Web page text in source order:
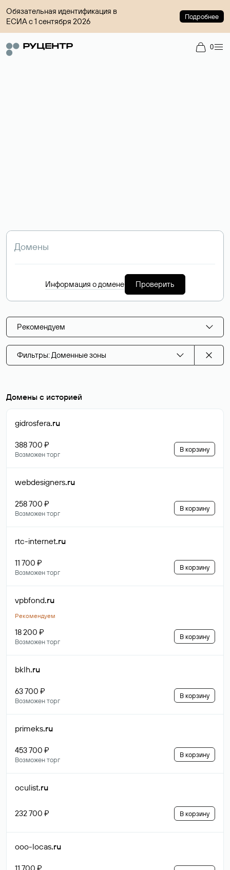
Обязательная идентификация в
ЕСИА с 1 сентября 2026
Подробнее
0
Информация о домене Проверить
Рекомендуем
Фильтры: Доменные зоны
Домены с историей
gidrosfera.ru
388 700 ₽
Возможен торг
В корзину
webdesigners.ru
258 700 ₽
Возможен торг
В корзину
rtc-internet.ru
11 700 ₽
Возможен торг
В корзину
vpbfond.ru
Рекомендуем
18 200 ₽
Возможен торг
В корзину
bklh.ru
63 700 ₽
Возможен торг
В корзину
primeks.ru
453 700 ₽
Возможен торг
В корзину
oculist.ru
232 700 ₽ В корзину
ooo-locas.ru